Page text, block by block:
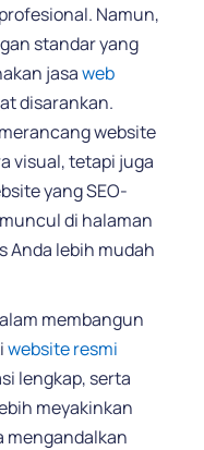
Namun,
standar yang
jasaweb
disarankan.
website
visual, tetapi juga
yang SEO-
di halaman
Anda lebih mudah
membangun
website resmi
lengkap, serta
meyakinkan
mengandalkan